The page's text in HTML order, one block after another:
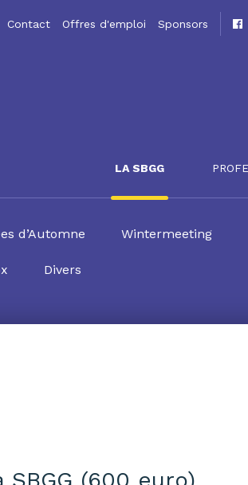
Contact Offres d'emploi Sponsors
LA SBGG
d’Automne Wintermeeting
Divers